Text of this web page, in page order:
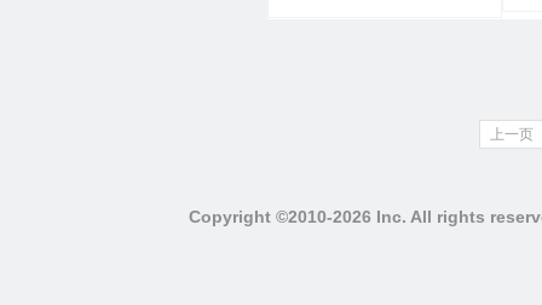
上一页
Copyright ©2010-2026 Inc. All rights